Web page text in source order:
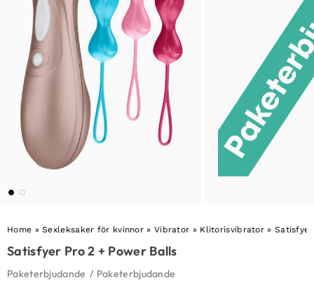
Home »Sexleksaker för kvinnor » Vibrator » Klitorisvibrator »
Satisfyer Pro 2 + Power Balls
Paketerbjudande / Paketerbjudande